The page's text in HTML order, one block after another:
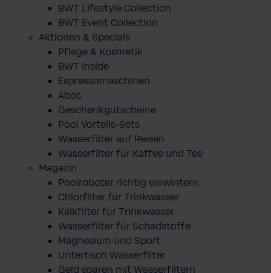
BWT Lifestyle Collection
BWT Event Collection
Aktionen & Specials
Pflege & Kosmetik
BWT Inside
Espressomaschinen
Abos
Geschenkgutscheine
Pool Vorteils-Sets
Wasserfilter auf Reisen
Wasserfilter für Kaffee und Tee
Magazin
Poolroboter richtig einwintern
Chlorfilter für Trinkwasser
Kalkfilter für Trinkwasser
Wasserfilter für Schadstoffe
Magnesium und Sport
Untertisch Wasserfilter
Geld sparen mit Wasserfiltern